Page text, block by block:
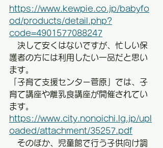
https://www.kewpie.co.jp/babyfo
od/products/detail.php?
code=4901577088247
決して安くはないですが、忙しい保
護者の方には利用したい一品だと思い
ます。
「子育て支援センター菅原」では、子
育て講座や離乳食講座が開催されてい
ます。
https://www.city.nonoichi.lg.jp/upl
oaded/attachment/35257.pdf
そのほか、児童館で行う子供向け調